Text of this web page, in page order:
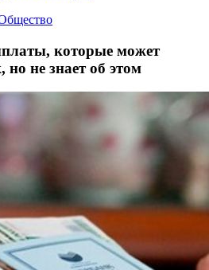
которые может
но не знает об этом